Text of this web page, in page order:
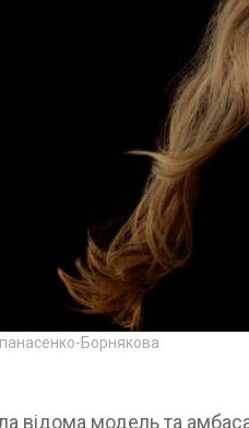
Борнякова
відома модель та